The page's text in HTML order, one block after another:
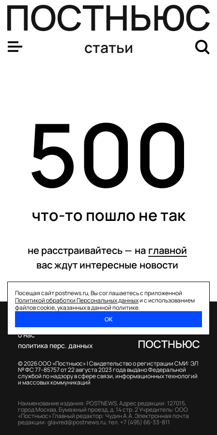
статьи
500
что-то пошло не так
не расстраивайтесь — на главной
вас ждут интересные новости
Посещая сайт postnews.ru, Вы соглашаетесь с приложенной
Политикой обработки Персональных данныхи с использованием
файлов cookie, указанных в данной политике.
ОК
© 2026 ООО «Постньюс» |Свидетельство о регистрации СМИ: ЭЛ
№ ФС 77–85757 от 22 августа 2023 года выдано Федеральной
службой по надзору в сфере связи, информационных технологий
и массовых коммуникаций
о нас
политика перс. данных
Наименование издания: POSTNEWS,Адрес редакции: 127015,
город Москва, Бумажный проезд, д. 14 стр. 2Учредитель: ООО
«Постньюс» Главный редактор: Чудин А.А.Электронная почта
редакции:glavred@postnews.ru,тел. +7 (495) 66-33-811